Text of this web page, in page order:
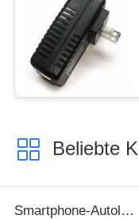
Beliebte
Smartphone-Autoladegerät